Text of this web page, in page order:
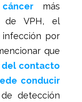
más
de VPH, el
infección por
que
del contacto
conducir
detección